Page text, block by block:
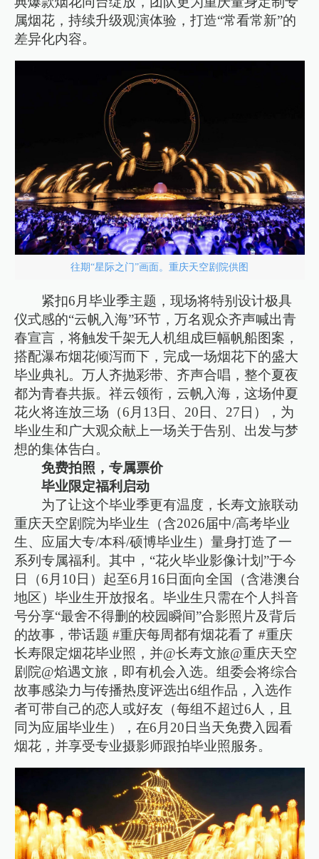
属烟花，持续升级观演体验，打造“常看常新”的
差异化内容。
往期“星际之门”画面。重庆天空剧院供图
紧扣6月毕业季主题，现场将特别设计极具
仪式感的“云帆入海”环节，万名观众齐声喊出青
春宣言，将触发千架无人机组成巨幅帆船图案，
搭配瀑布烟花倾泻而下，完成一场烟花下的盛大
毕业典礼。万人齐抛彩带、齐声合唱，整个夏夜
都为青春共振。祥云领衔，云帆入海，这场仲夏
花火将连放三场（6月13日、20日、27日），为
毕业生和广大观众献上一场关于告别、出发与梦
想的集体告白。
免费拍照，专属票价
毕业限定福利启动
为了让这个毕业季更有温度，长寿文旅联动
重庆天空剧院为毕业生（含2026届中/高考毕业
生、应届大专/本科/硕博毕业生）量身打造了一
系列专属福利。其中，“花火毕业影像计划”于今
日（6月10日）起至6月16日面向全国（含港澳台
地区）毕业生开放报名。毕业生只需在个人抖音
号分享“最舍不得删的校园瞬间”合影照片及背后
的故事，带话题 #重庆每周都有烟花看了 #重庆
长寿限定烟花毕业照，并@长寿文旅@重庆天空
剧院@焰遇文旅，即有机会入选。组委会将综合
故事感染力与传播热度评选出6组作品，入选作
者可带自己的恋人或好友（每组不超过6人，且
同为应届毕业生），在6月20日当天免费入园看
烟花，并享受专业摄影师跟拍毕业照服务。